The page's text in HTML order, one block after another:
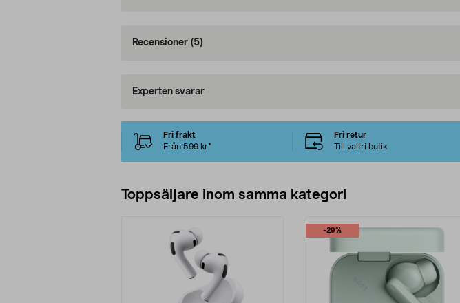
Recensioner (5)
Experten svarar
Fri frakt
Från 599 kr*
Fri retur
Till valfri butik
Toppsäljare inom samma kategori
-29%